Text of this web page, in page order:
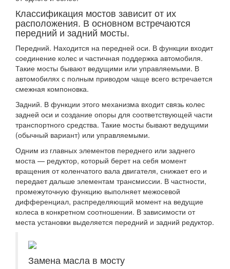
Классификация мостов зависит от их
расположения. В основном встречаются
передний и задний мосты.
Передний. Находится на передней оси. В функции входит
соединение колес и частичная поддержка автомобиля.
Такие мосты бывают ведущими или управляемыми. В
автомобилях с полным приводом чаще всего встречается
смежная компоновка.
Задний. В функции этого механизма входит связь колес
задней оси и создание опоры для соответствующей части
транспортного средства. Такие мосты бывают ведущими
(обычный вариант) или управляемыми.
Одним из главных элементов переднего или заднего
моста — редуктор, который берет на себя момент
вращения от коленчатого вала двигателя, снижает его и
передает дальше элементам трансмиссии. В частности,
промежуточную функцию выполняет межосевой
дифференциал, распределяющий момент на ведущие
колеса в конкретном соотношении. В зависимости от
места установки выделяется передний и задний редуктор.
Замена масла в мосту